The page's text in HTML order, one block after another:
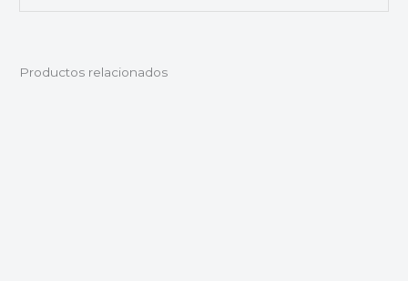
Productos relacionados